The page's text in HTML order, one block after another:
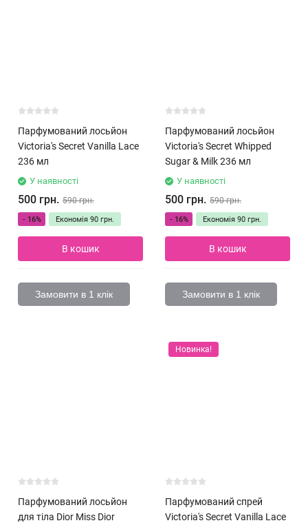
Парфумований лосьйон
Victoria's Secret Vanilla Lace
236 мл
У наявності
500 грн. 590 грн.
- 16% Економія 90 грн.
В кошик
Замовити в 1 клік
Парфумований лосьйон
Victoria's Secret Whipped
Sugar & Milk 236 мл
У наявності
500 грн. 590 грн.
- 16% Економія 90 грн.
В кошик
Замовити в 1 клік
Парфумований лосьйон
для тіла Dior Miss Dior
Новинка!
Парфумований спрей
Victoria's Secret Vanilla Lace